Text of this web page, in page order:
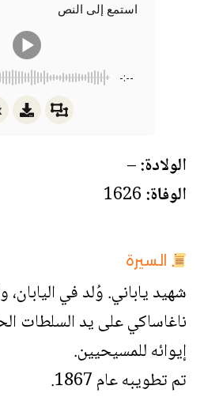
استمع إلى النص
-:--
الولادة:–
الوفاة:
السيرة
شهيد ياباني. وُلد في
ناغاساكي على يد السلطات
إيوائه للمسيحيين.
تم تطويبه عام 1867.